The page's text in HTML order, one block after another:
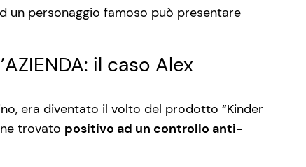
un personaggio famoso può presentare
il caso Alex
era diventato il volto del prodotto “Kinder
trovato positivo ad un controllo anti-